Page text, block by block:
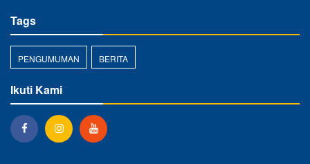
Tags
PENGUMUMAN BERITA
Ikuti Kami